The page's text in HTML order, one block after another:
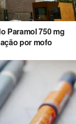
Paramol 750 mg
por mofo